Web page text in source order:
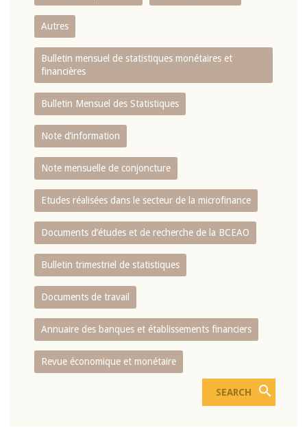
Autres
Bulletin mensuel de statistiques monétaires et
financières
Bulletin Mensuel des Statistiques
Note d’information
Note mensuelle de conjoncture
Etudes réalisées dans le secteur de la microfinance
Documents d’études et de recherche de la BCEAO
Bulletin trimestriel de statistiques
Documents de travail
Annuaire des banques et établissements financiers
Revue économique et monétaire